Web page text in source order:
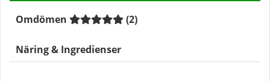
Omdömen (2)
Näring & Ingredienser